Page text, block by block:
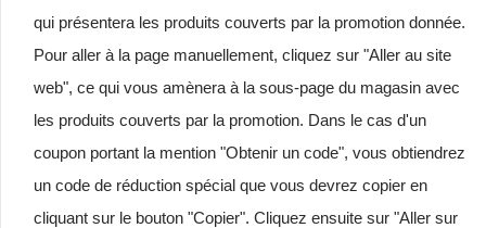
qui présentera les produits couverts par la promotion donnée.
Pour aller à la page manuellement, cliquez sur "Aller au site
web", ce qui vous amènera à la sous-page du magasin avec
les produits couverts par la promotion. Dans le cas d'un
coupon portant la mention "Obtenir un code", vous obtiendrez
un code de réduction spécial que vous devrez copier en
cliquant sur le bouton "Copier". Cliquez ensuite sur "Aller sur